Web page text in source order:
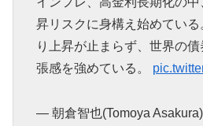
昇リスクに身構え始めてい
り上昇が止まらず、世界の
張感を強めている。
— 朝倉智也(Tomoya